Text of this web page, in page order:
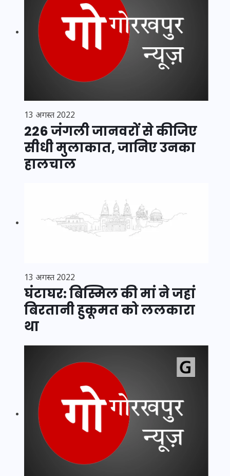
13 अगस्त 2022
226 जंगली जानवरों से कीजिए
सीधी मुलाकात, जानिए उनका
हालचाल
13 अगस्त 2022
घंटाघर: बिस्मिल की मां ने जहां
बिरतानी हुकूमत को ललकारा
था